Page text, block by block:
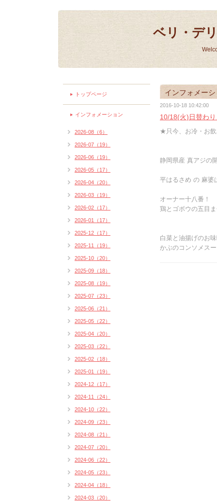
ベリ・デ
インフォメー
2016-10-18 10:42:00
10/18(火)日替わ
★只今、お冷・お
静岡県産 真アジの
平はるさめ の 麻婆
オーナー十八番！
鶏とゴボウの五目
白菜と油揚げのお
かぶのコンソメス
トップページ
インフォメーション
2026-08（6）
2026-07（19）
2026-06（19）
2026-05（17）
2026-04（20）
2026-03（19）
2026-02（17）
2026-01（17）
2025-12（17）
2025-11（19）
2025-10（20）
2025-09（18）
2025-08（19）
2025-07（23）
2025-06（21）
2025-05（22）
2025-04（20）
2025-03（22）
2025-02（18）
2025-01（19）
2024-12（17）
2024-11（24）
2024-10（22）
2024-09（23）
2024-08（21）
2024-07（20）
2024-06（22）
2024-05（23）
2024-04（18）
2024-03（20）